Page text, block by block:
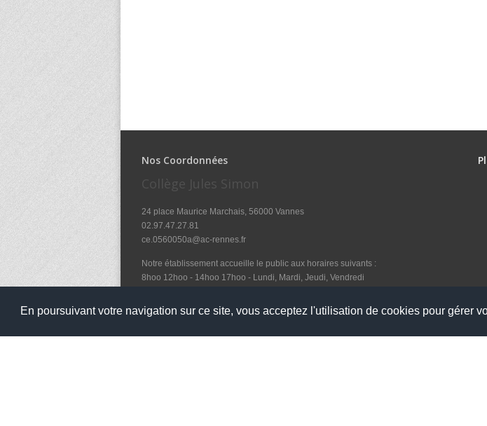
En poursuivant votre navigation sur ce site, vous acceptez l'utilisation de cookies pour gérer
Nos Coordonnées
Collège Jules Simon
24 place Maurice Marchais, 56000 Vannes
02.97.47.27.81
ce.0560050a@ac-rennes.fr
Notre établissement accueille le public aux horaires suivants :
8hoo 12hoo - 14hoo 17hoo - Lundi, Mardi, Jeudi, Vendredi